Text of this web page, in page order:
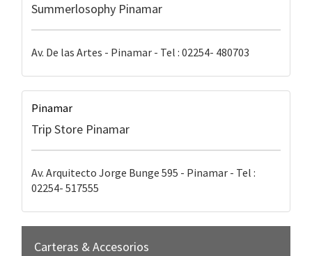
Summerlosophy Pinamar
Av. De las Artes - Pinamar - Tel : 02254- 480703
Pinamar
Trip Store Pinamar
Av. Arquitecto Jorge Bunge 595 - Pinamar - Tel :
02254- 517555
Carteras & Accesorios